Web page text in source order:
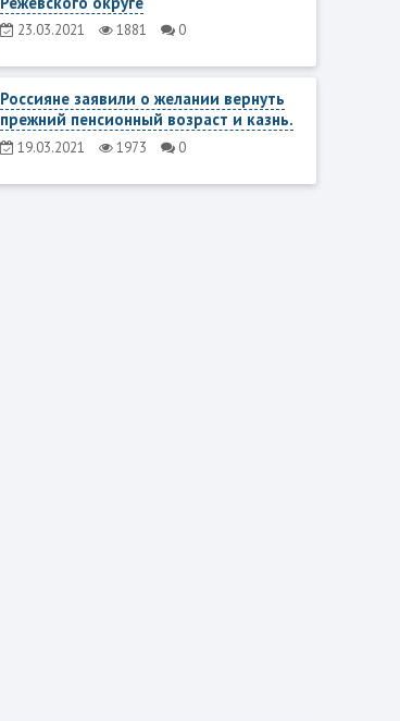
23.03.2021 1881 0
Россияне заявили о желании вернуть
прежний пенсионный возраст и казнь.
19.03.2021 1973 0